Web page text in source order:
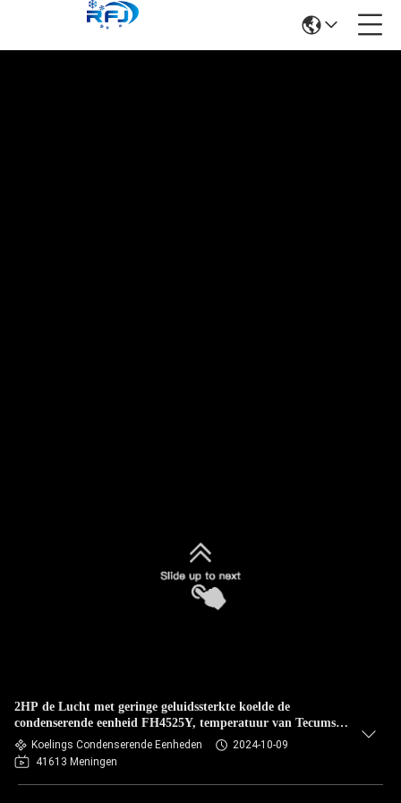
2HP de Lucht met geringe geluidssterkte koelde de
condenserende eenheid FH4525Y, temperatuur van Tecumseh
tussen graad -30 aan 5 graad
Koelings Condenserende Eenheden
2024-10-09
41613 Meningen